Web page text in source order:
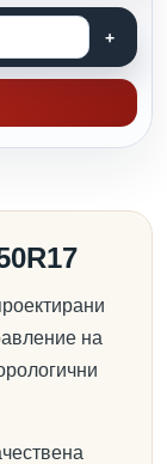
на